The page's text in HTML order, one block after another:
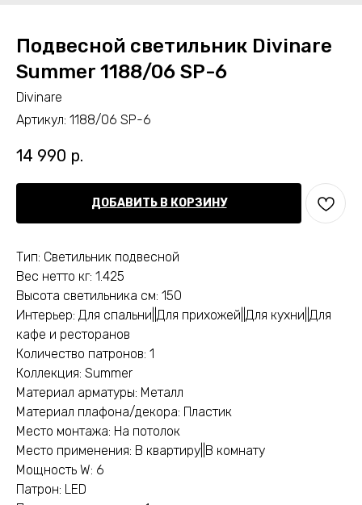
Подвесной светильник Divinare
Summer 1188/06 SP-6
Divinare
Артикул: 1188/06 SP-6
14 990 р.
ДОБАВИТЬ В КОРЗИНУ
Тип: Светильник подвесной
Вес нетто кг: 1.425
Высота светильника см: 150
Интерьер: Для спальни||Для прихожей||Для кухни||Для
кафе и ресторанов
Количество патронов: 1
Коллекция: Summer
Материал арматуры: Металл
Материал плафона/декора: Пластик
Место монтажа: На потолок
Место применения: В квартиру||В комнату
Мощность W: 6
Патрон: LED